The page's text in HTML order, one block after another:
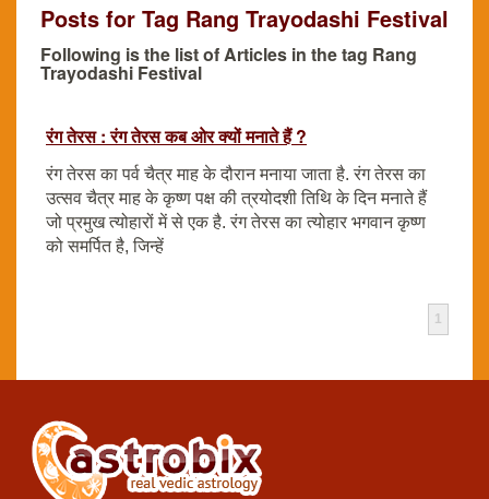
Posts for Tag Rang Trayodashi Festival
Following is the list of Articles in the tag Rang
Trayodashi Festival
रंग तेरस : रंग तेरस कब ओर क्यों मनाते हैं ?
रंग तेरस का पर्व चैत्र माह के दौरान मनाया जाता है. रंग तेरस का
उत्सव चैत्र माह के कृष्ण पक्ष की त्रयोदशी तिथि के दिन मनाते हैं
जो प्रमुख त्योहारों में से एक है. रंग तेरस का त्योहार भगवान कृष्ण
को समर्पित है, जिन्हें
1